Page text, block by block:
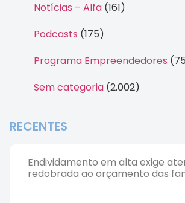
Notícias – Alfa (161)
Podcasts (175)
Programa Empreendedores
Sem categoria (2.002)
RECENTES
Endividamento em alta exige
redobrada ao orçamento das